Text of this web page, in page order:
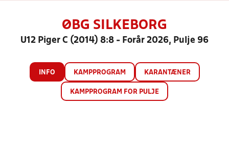
ØBG SILKEBORG
U12 Piger C (2014) 8:8 - Forår 2026, Pulje 96
INFO KAMPPROGRAM KARANTÆNER
KAMPPROGRAM FOR PULJE